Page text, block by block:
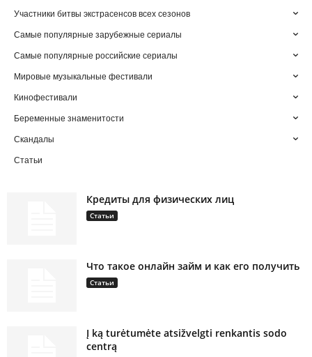
Участники битвы экстрасенсов всех сезонов
Самые популярные зарубежные сериалы
Самые популярные российские сериалы
Мировые музыкальные фестивали
Кинофестивали
Беременные знаменитости
Скандалы
Статьи
Кредиты для физических лиц
Статьи
Что такое онлайн займ и как его получить
Статьи
Į ką turėtumėte atsižvelgti renkantis sodo
centrą